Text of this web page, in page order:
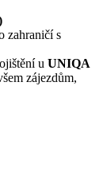
zahraničí s
u UNIQA
zájezdům,